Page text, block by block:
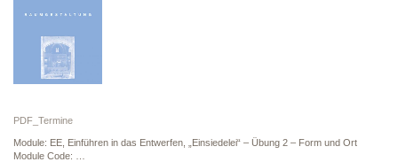
PDF_Termine
Module: EE, Einführen in das Entwerfen, „Einsiedelei“ – Übung 2 – Form und Ort
Module Code: …